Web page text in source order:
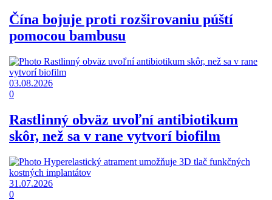
Čína bojuje proti rozširovaniu púští
pomocou bambusu
03.08.2026
0
Rastlinný obväz uvoľní antibiotikum
skôr, než sa v rane vytvorí biofilm
31.07.2026
0